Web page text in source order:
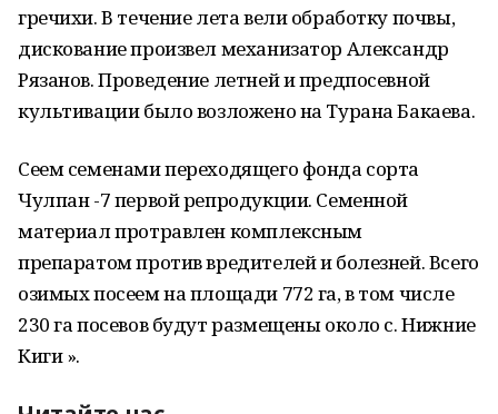
гречихи. В течение лета вели обработку почвы,
дискование произвел механизатор Александр
Рязанов. Проведение летней и предпосевной
культивации было возложено на Турана Бакаева.
Сеем семенами переходящего фонда сорта
Чулпан -7 первой репродукции. Семенной
материал протравлен комплексным
препаратом против вредителей и болезней. Всего
озимых посеем на площади 772 га, в том числе
230 га посевов будут размещены около с. Нижние
Киги ».